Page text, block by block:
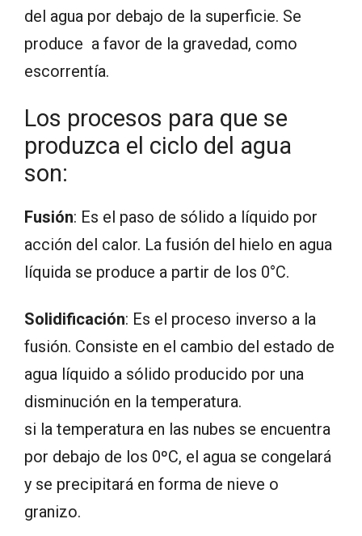
del agua por debajo de la superficie. Se
produce a favor de la gravedad, como
escorrentía.
Los procesos para que se
produzca el ciclo del agua
son:
Fusión: Es el paso de sólido a líquido por
acción del calor. La fusión del hielo en agua
líquida se produce a partir de los 0°C.
Solidificación: Es el proceso inverso a la
fusión. Consiste en el cambio del estado de
agua líquido a sólido producido por una
disminución en la temperatura.
si la temperatura en las nubes se encuentra
por debajo de los 0ºC, el agua se congelará
y se precipitará en forma de nieve o
granizo.